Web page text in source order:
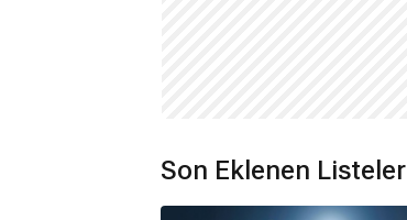
Son Eklenen Listeler